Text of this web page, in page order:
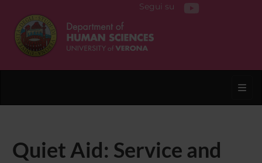
Segui su
Quiet Aid: Service and